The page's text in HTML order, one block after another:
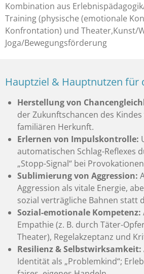
Kombination aus
Training (physische (emotionale
Konfrontation) und Theater,Kunst/
Joga/Bewegungsförderung
Hauptziel & Hauptnutzen für
Herstellung von
der Zukunftschancen des
familiären Herkunft.
Erlernen von Impulskontrolle:
automatischen Schlag-Reflexes
„Stopp-Signal“ bei Provokationen
Sublimierung von Aggression:
Aggression als vitale Energie,
sozial verträgliche Bahnen statt
Sozial-emotionale Kompetenz:
Empathie (z. B. durch Täter-
Theater), Regelakzeptanz und
Resilienz & Selbstwirksamkeit:
Identität als „Problemkind“;